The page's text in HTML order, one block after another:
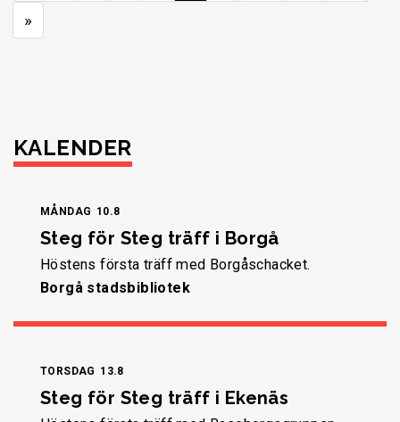
»
KALENDER
MÅNDAG 10.8
Steg för Steg träff i Borgå
Höstens första träff med Borgåschacket.
Borgå stadsbibliotek
TORSDAG 13.8
Steg för Steg träff i Ekenäs